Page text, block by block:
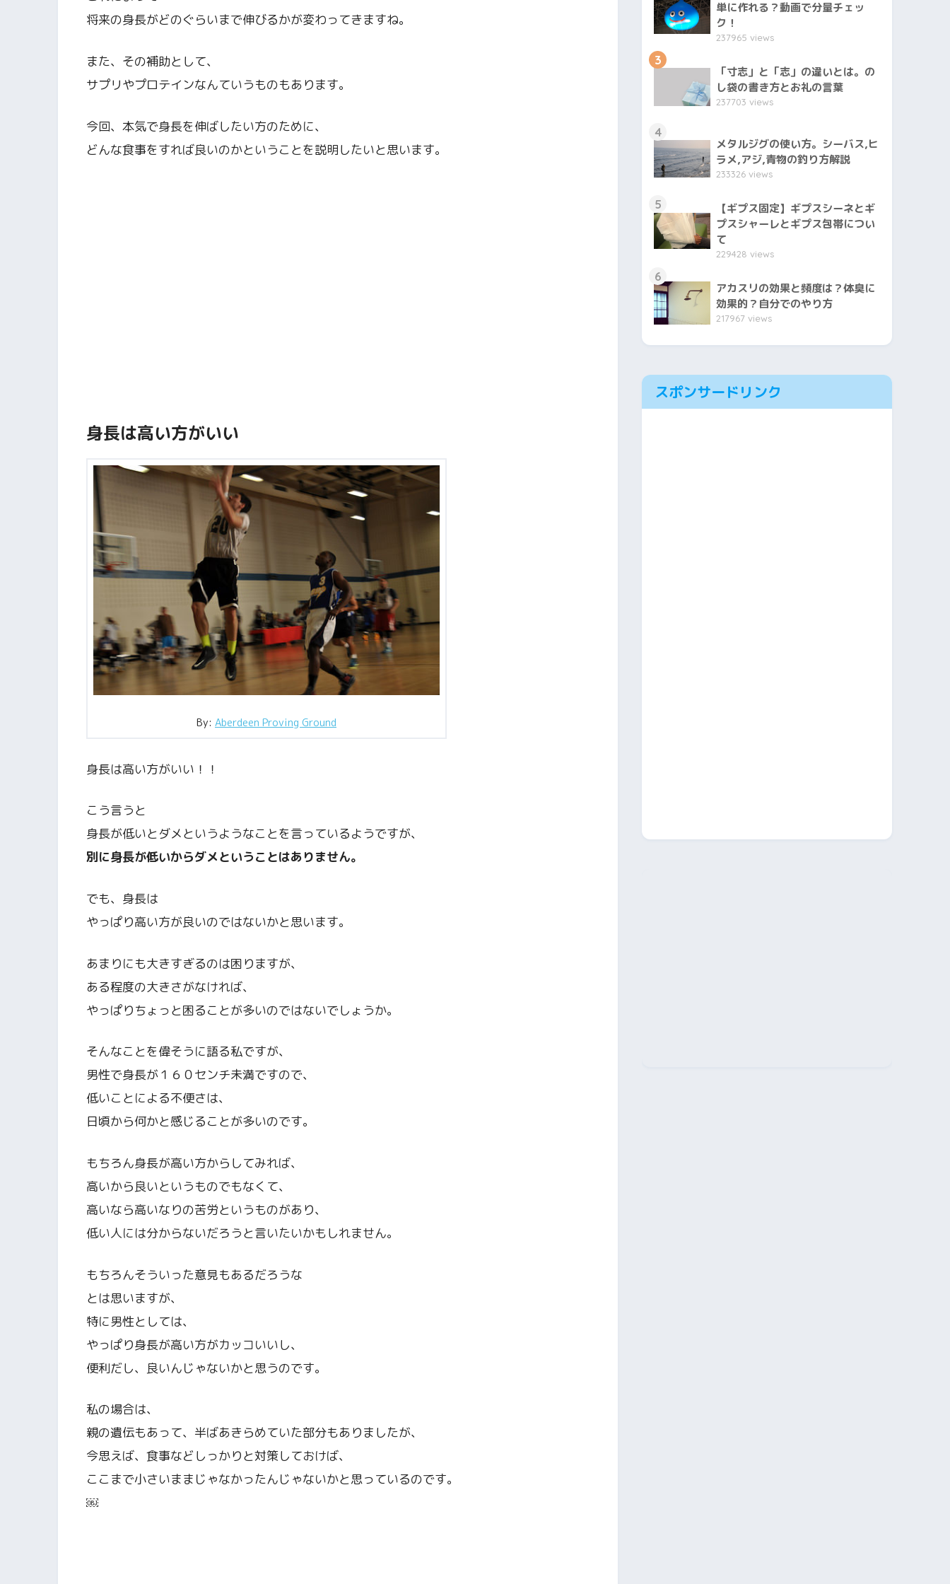
将来の身長がどのぐらいまで伸びるかが変わってきますね。
また、その補助として、
サプリやプロテインなんていうものもあります。
今回、本気で身長を伸ばしたい方のために、
どんな食事をすれば良いのかということを説明したいと思います。
身長は高い方がいい
By: Aberdeen Proving Ground
身長は高い方がいい！！
こう言うと
身長が低いとダメというようなことを言っているようですが、
別に身長が低いからダメということはありません。
でも、身長は
やっぱり高い方が良いのではないかと思います。
あまりにも大きすぎるのは困りますが、
ある程度の大きさがなければ、
やっぱりちょっと困ることが多いのではないでしょうか。
そんなことを偉そうに語る私ですが、
男性で身長が１６０センチ未満ですので、
低いことによる不便さは、
日頃から何かと感じることが多いのです。
もちろん身長が高い方からしてみれば、
高いから良いというものでもなくて、
高いなら高いなりの苦労というものがあり、
低い人には分からないだろうと言いたいかもしれません。
もちろんそういった意見もあるだろうな
とは思いますが、
特に男性としては、
やっぱり身長が高い方がカッコいいし、
便利だし、良いんじゃないかと思うのです。
私の場合は、
親の遺伝もあって、半ばあきらめていた部分もありましたが、
今思えば、食事などしっかりと対策しておけば、
ここまで小さいままじゃなかったんじゃないかと思っているのです。
￼
単に作れる？動画で分量チェッ
ク！
237965 views
3
「寸志」と「志」の違いとは。の
し袋の書き方とお礼の言葉
237703 views
4
メタルジグの使い方。シーバス,ヒ
ラメ,アジ,青物の釣り方解説
233326 views
5
【ギプス固定】ギプスシーネとギ
プスシャーレとギプス包帯につい
て
229428 views
6
アカスリの効果と頻度は？体臭に
効果的？自分でのやり方
217967 views
スポンサードリンク